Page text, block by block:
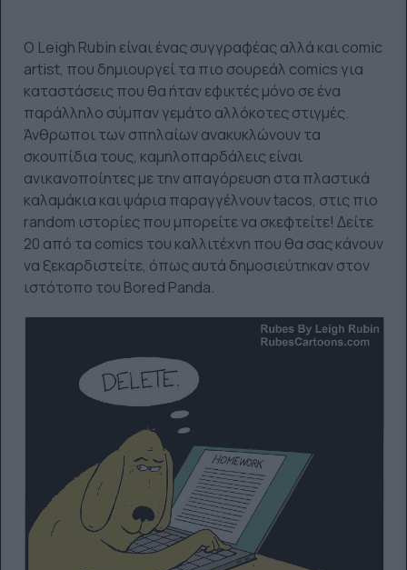
O Leigh Rubin είναι ένας συγγραφέας αλλά και comic
artist, που δημιουργεί τα πιο σουρεάλ comics για
καταστάσεις που θα ήταν εφικτές μόνο σε ένα
παράλληλο σύμπαν γεμάτο αλλόκοτες στιγμές.
Άνθρωποι των σπηλαίων ανακυκλώνουν τα
σκουπίδια τους, καμηλοπαρδάλεις είναι
ανικανοποίητες με την απαγόρευση στα πλαστικά
καλαμάκια και ψάρια παραγγέλνουν tacos, στις πιο
random ιστορίες που μπορείτε να σκεφτείτε! Δείτε
20 από τα comics του καλλιτέχνη που θα σας κάνουν
να ξεκαρδιστείτε, όπως αυτά δημοσιεύτηκαν στον
ιστότοπο του Bored Panda.